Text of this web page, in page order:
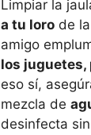
Limpiar la
a tu loro de
amigo
los juguetes,
eso sí,
mezcla de
desinfecta